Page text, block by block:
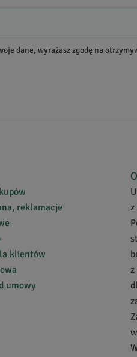
dane, wyrażasz zgodę na
reklamacje
klientów
umowy
z
z